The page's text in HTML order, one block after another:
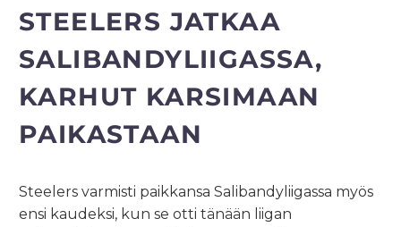
STEELERS JATKAA
SALIBANDYLIIGASSA,
KARHUT KARSIMAAN
PAIKASTAAN
Steelers varmisti paikkansa Salibandyliigassa myös
ensi kaudeksi, kun se otti tänään liigan